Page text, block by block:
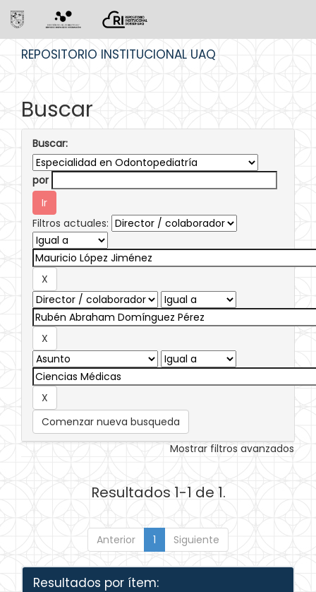
REPOSITORIO INSTITUCIONAL UAQ
Buscar
Buscar:
por
Filtros actuales:
Comenzar nueva busqueda
Mostrar filtros avanzados
Resultados 1-1 de 1.
Anterior 1 Siguiente
Resultados por ítem: